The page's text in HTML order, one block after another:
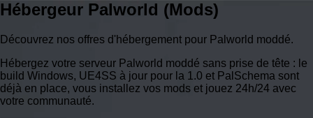
Hébergeur Palworld (Mods)
Découvrez nos offres d'hébergement pour Palworld moddé.
Hébergez votre serveur Palworld moddé sans prise de tête : le
build Windows, UE4SS à jour pour la 1.0 et PalSchema sont
déjà en place, vous installez vos mods et jouez 24h/24 avec
votre communauté.